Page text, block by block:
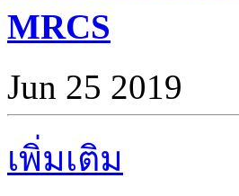
MRCS
Jun 25 2019
เพิ่มเติม